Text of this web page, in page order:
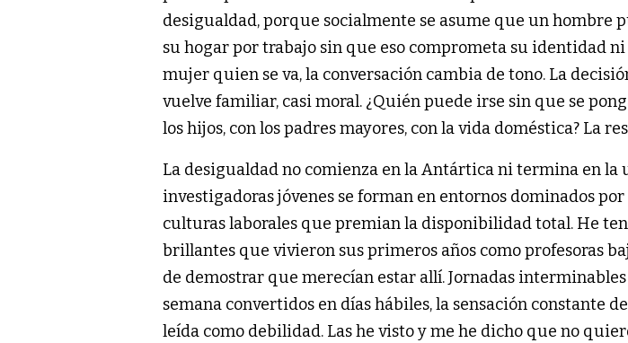
desigualdad, porque socialmente se asume que un hombre
su hogar por trabajo sin que eso comprometa su identidad
mujer quien se va, la conversación cambia de tono. La
vuelve familiar, casi moral. ¿Quién puede irse sin que se
los hijos, con los padres mayores, con la vida doméstica? La
La desigualdad no comienza en la Antártica ni termina en la
investigadoras jóvenes se forman en entornos dominados
culturas laborales que premian la disponibilidad total. He
brillantes que vivieron sus primeros años como profesoras
de demostrar que merecían estar allí. Jornadas
semana convertidos en días hábiles, la sensación constante
leída como debilidad. Las he visto y me he dicho que no